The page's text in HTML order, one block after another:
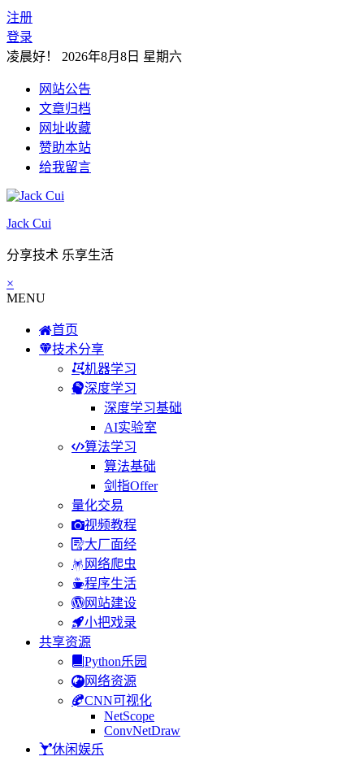
注册
登录
凌晨好！ 2026年8月8日 星期六
网站公告
文章归档
网址收藏
赞助本站
给我留言
Jack Cui
分享技术 乐享生活
×
MENU
首页
技术分享
机器学习
深度学习
深度学习基础
AI实验室
算法学习
算法基础
剑指Offer
量化交易
视频教程
大厂面经
网络爬虫
程序生活
网站建设
小把戏录
共享资源
Python乐园
网络资源
CNN可视化
NetScope
ConvNetDraw
休闲娱乐